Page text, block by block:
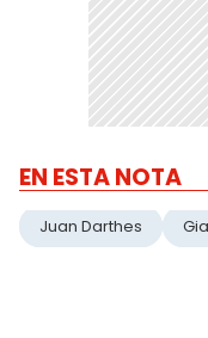
EN ESTA NOTA
Juan Darthes